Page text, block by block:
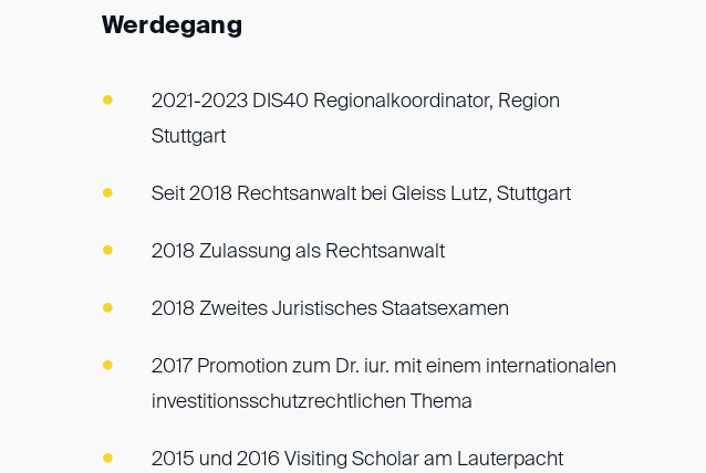
Werdegang
2021-2023 DIS40 Regionalkoordinator, Region
Stuttgart
Seit 2018 Rechtsanwalt bei Gleiss Lutz, Stuttgart
2018 Zulassung als Rechtsanwalt
2018 Zweites Juristisches Staatsexamen
2017 Promotion zum Dr. iur. mit einem internationalen
investitionsschutzrechtlichen Thema
2015 und 2016 Visiting Scholar am Lauterpacht